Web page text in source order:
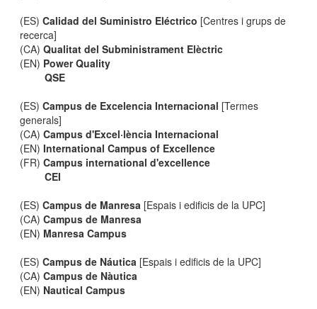
(ES)Calidad del Suministro Eléctrico [Centres i grups de
recerca]
(CA)Qualitat del Subministrament Elèctric
(EN) Power Quality
QSE
(ES)Campus de Excelencia Internacional [Termes
generals]
(CA)Campus d'Excel·lència Internacional
(EN)International Campus of Excellence
(FR)Campus international d'excellence
CEI
(ES)Campus de Manresa [Espais i edificis de la UPC]
(CA)Campus de Manresa
(EN) Manresa Campus
(ES)Campus de Náutica [Espais i edificis de la UPC]
(CA)Campus de Nàutica
(EN) Nautical Campus